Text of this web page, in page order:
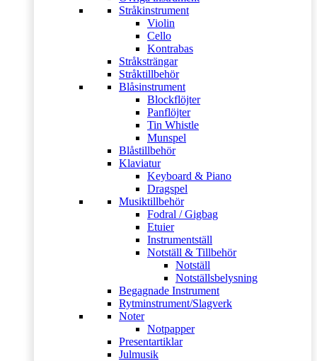
Stråkinstrument
Violin
Cello
Kontrabas
Stråksträngar
Stråktillbehör
Blåsinstrument
Blockflöjter
Panflöjter
Tin Whistle
Munspel
Blåstillbehör
Klaviatur
Keyboard & Piano
Dragspel
Musiktillbehör
Fodral / Gigbag
Etuier
Instrumentställ
Notställ & Tillbehör
Notställ
Notställsbelysning
Begagnade Instrument
Rytminstrument/Slagverk
Noter
Notpapper
Presentartiklar
Julmusik